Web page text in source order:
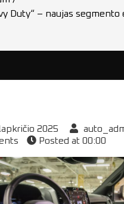
Duty“ – naujas segmento
2025
Posted at 00:00